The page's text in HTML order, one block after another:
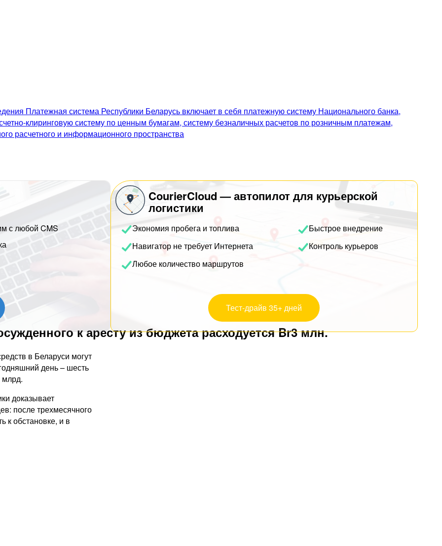
Платежная система Республики Беларусь включает в себя платежную систему Национального банка,
клиринговую систему по ценным бумагам, систему безналичных расчетов по розничным платежам,
расчетного и информационного пространства
с любой CMS
CourierCloud — автопилот для курьерской
логистики
Экономия пробега и топлива
Быстрое внедрение
Навигатор не требует Интернета
Контроль курьеров
Любое количество маршрутов
Тест-драйв 35+ дней
к аресту из бюджета расходуется Br3 млн.
в Беларуси могут
день – шесть
млрд.
доказывает
после трехмесячного
к обстановке, и в